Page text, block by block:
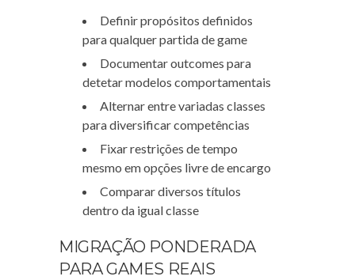
Definir propósitos definidos
para qualquer partida de game
Documentar outcomes para
detetar modelos comportamentais
Alternar entre variadas classes
para diversificar competências
Fixar restrições de tempo
mesmo em opções livre de encargo
Comparar diversos títulos
dentro da igual classe
MIGRAÇÃO PONDERADA
PARA GAMES REAIS